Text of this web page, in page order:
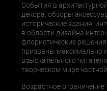
События в
декора, обзоры
исторические здания,
в области дизайна
флористические
призваны максимально
взыскательного
творческом мире
Возрастное ограничение